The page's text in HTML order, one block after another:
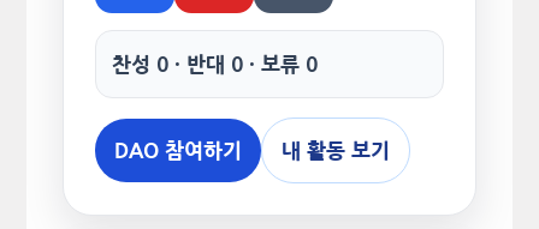
찬성 0 · 반대 0 · 보류 0
DAO 참여하기 내 활동 보기